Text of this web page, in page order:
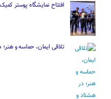
افتتاح نمایشگاه پوستر
تلاقی ایمان، حماسه و